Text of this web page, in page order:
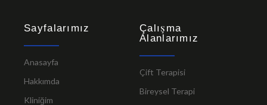
Sayfalarımız
Anasayfa
Hakkımda
Kliniğim
Çalışma
Alanlarımız
Çift Terapisi
Bireysel Terapi